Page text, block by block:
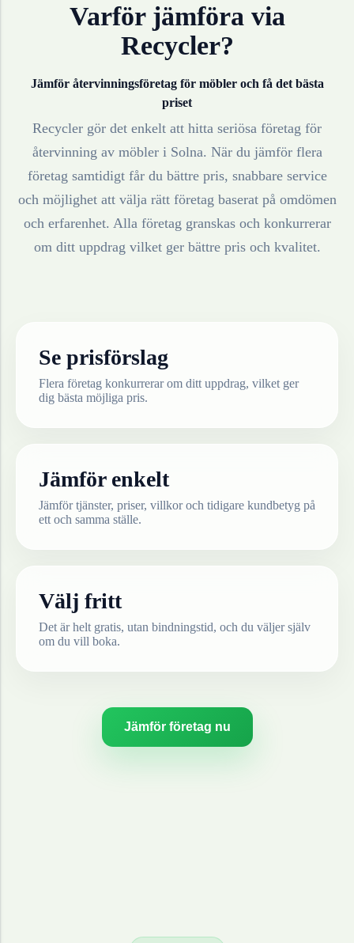
Varför jämföra via
Recycler?
Jämför återvinningsföretag för möbleroch få det bästa
priset
Recycler gör det enkelt att hitta seriösa företag för
återvinning av möbleri Solna. När du jämför flera
företag samtidigt får du bättre pris, snabbare service
och möjlighet att välja rätt företag baserat på omdömen
och erfarenhet. Alla företag granskas och konkurrerar
om ditt uppdrag vilket ger bättre pris och kvalitet.
Se prisförslag
Flera företag konkurrerar om ditt uppdrag, vilket ger
dig bästa möjliga pris.
Jämför enkelt
Jämför tjänster, priser, villkor och tidigare kundbetyg på
ett och samma ställe.
Välj fritt
Det är helt gratis, utan bindningstid, och du väljer själv
om du vill boka.
Jämför företag nu